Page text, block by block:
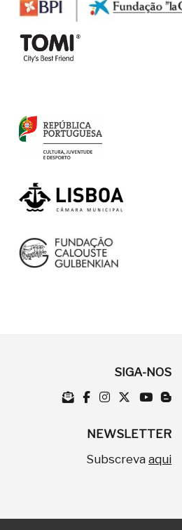
SIGA-NOS
NEWSLETTER
Subscreva aqui